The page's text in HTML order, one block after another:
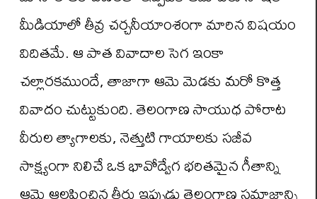
మీడియాలో తీవ్ర చర్చనీయాంశంగా మారిన విషయం
విదితమే. ఆ పాత వివాదాల సెగ ఇంకా
చల్లారకముందే, తాజాగా ఆమె మెడకు మరో కొత్త
వివాదం చుట్టుకుంది. తెలంగాణ సాయుధ పోరాట
వీరుల త్యాగాలకు, నెత్తుటి గాయాలకు సజీవ
సాక్ష్యంగా నిలిచే ఒక భావోద్వేగ భరితమైన గీతాన్ని